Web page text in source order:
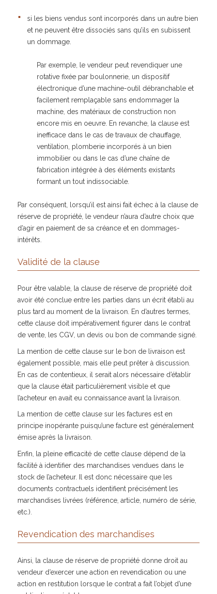
si les biens vendus sont incorporés dans un autre bien
et ne peuvent être dissociés sans qu’ils en subissent
un dommage.
Par exemple, le vendeur peut revendiquer une
rotative fixée par boulonnerie, un dispositif
électronique d’une machine-outil débranchable et
facilement remplaçable sans endommager la
machine, des matériaux de construction non
encore mis en oeuvre. En revanche, la clause est
inefficace dans le cas de travaux de chauffage,
ventilation, plomberie incorporés à un bien
immobilier ou dans le cas d’une chaîne de
fabrication intégrée à des éléments existants
formant un tout indissociable.
Par conséquent, lorsqu’il est ainsi fait échec à la clause de
réserve de propriété, le vendeur n’aura d’autre choix que
d’agir en paiement de sa créance et en dommages-
intérêts.
Validité de la clause
Pour être valable, la clause de réserve de propriété doit
avoir été conclue entre les parties dans un écrit établi au
plus tard au moment de la livraison. En d’autres termes,
cette clause doit impérativement figurer dans le contrat
de vente, les CGV, un devis ou bon de commande signé.
La mention de cette clause sur le bon de livraison est
également possible, mais elle peut prêter à discussion.
En cas de contentieux, il serait alors nécessaire d’établir
que la clause était particulièrement visible et que
l’acheteur en avait eu connaissance avant la livraison.
La mention de cette clause sur les factures est en
principe inopérante puisqu’une facture est généralement
émise après la livraison.
Enfin, la pleine efficacité de cette clause dépend de la
facilité à identifier des marchandises vendues dans le
stock de l’acheteur. Il est donc nécessaire que les
documents contractuels identifient précisément les
marchandises livrées (référence, article, numéro de série,
etc.).
Revendication des marchandises
Ainsi, la clause de réserve de propriété donne droit au
vendeur d’exercer une action en revendication ou une
action en restitution lorsque le contrat a fait l’objet d’une